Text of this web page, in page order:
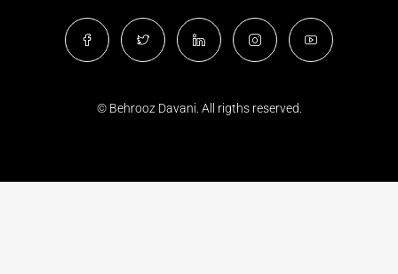
© Behrooz Davani. All rigths reserved.